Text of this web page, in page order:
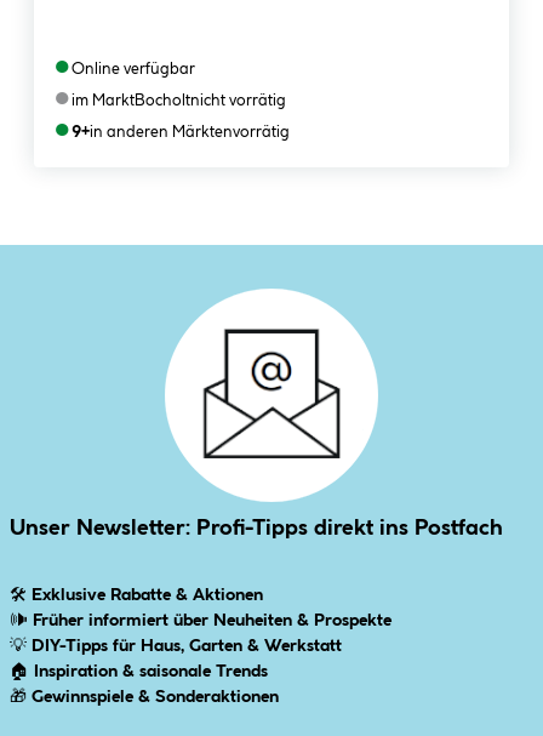
●Online verfügbar
●im MarktBocholtnicht vorrätig
●9+in anderen Märktenvorrätig
Unser Newsletter: Profi-Tipps direkt ins Postfach
🛠 Exklusive Rabatte & Aktionen
🕪 Früher informiert über Neuheiten & Prospekte
💡 DIY-Tipps für Haus, Garten & Werkstatt
🏠
Inspiration & saisonale Trends
🎁 Gewinnspiele & Sonderaktionen